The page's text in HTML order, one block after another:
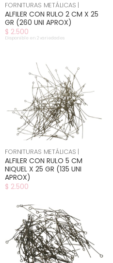
FORNITURAS METÁLICAS |
ALFILER CON RULO 2 CM X 25
GR (260 UNI APROX)
$ 2.500
Disponible en 2 variedades
FORNITURAS METÁLICAS |
ALFILER CON RULO 5 CM
NIQUEL X 25 GR (135 UNI
APROX)
$ 2.500